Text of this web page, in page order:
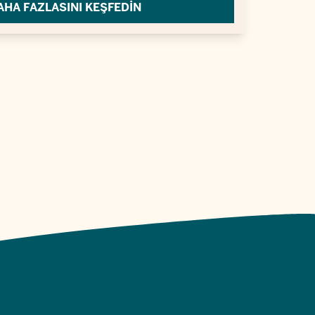
FAZLASINI KEŞFEDIN